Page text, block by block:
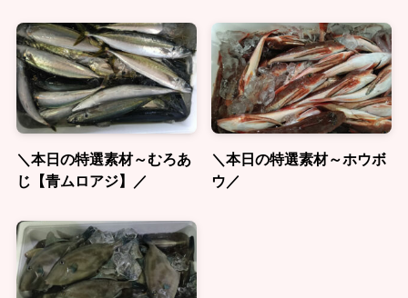
＼本日の特選素材～むろあ
じ【青ムロアジ】／
＼本日の特選素材～ホウボ
ウ／